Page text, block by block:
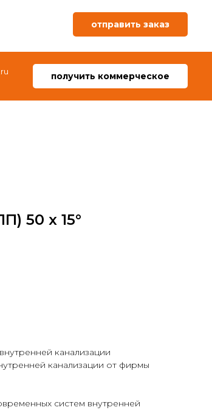
отправить заказ
получить коммерческое
50 x 15°
канализации
канализации от фирмы
систем внутренней